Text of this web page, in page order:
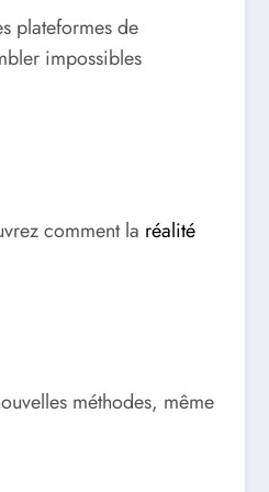
plateformes de
impossibles
comment la réalité
méthodes, même